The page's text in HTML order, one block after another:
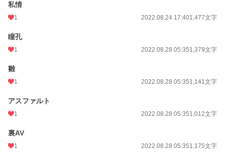
私情
1 2022.08.24 17:401,477文字
瞳孔
1 2022.08.28 05:351,379文字
雛
1 2022.08.28 05:351,141文字
アスファルト
1 2022.08.28 05:351,012文字
裏AV
1 2022.08.28 05:351,175文字